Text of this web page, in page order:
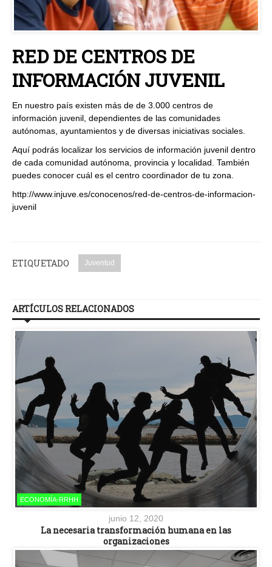
RED DE CENTROS DE
INFORMACIÓN JUVENIL
En nuestro país existen más de de 3.000 centros de
información juvenil, dependientes de las comunidades
autónomas, ayuntamientos y de diversas iniciativas sociales.
Aquí podrás localizar los servicios de información juvenil dentro
de cada comunidad autónoma, provincia y localidad. También
puedes conocer cuál es el centro coordinador de tu zona.
http://www.injuve.es/conocenos/red-de-centros-de-informacion-
juvenil
ETIQUETADO Juventud
ARTÍCULOS RELACIONADOS
ECONOMÍA-RRHH
junio 12, 2020
La necesaria transformación humana en las
organizaciones